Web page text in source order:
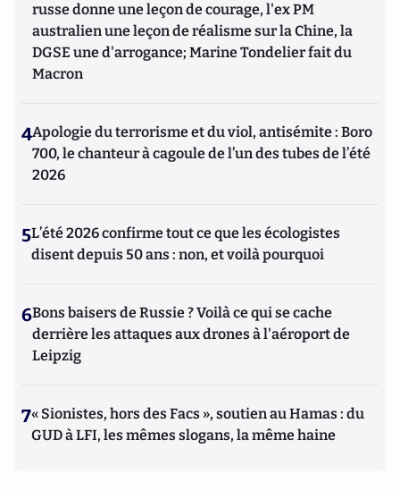
russe donne une leçon de courage, l'ex PM
australien une leçon de réalisme sur la Chine, la
DGSE une d'arrogance; Marine Tondelier fait du
Macron
4Apologie du terrorisme et du viol, antisémite : Boro
700, le chanteur à cagoule de l’un des tubes de l’été
2026
5L’été 2026 confirme tout ce que les écologistes
disent depuis 50 ans : non, et voilà pourquoi
6Bons baisers de Russie ? Voilà ce qui se cache
derrière les attaques aux drones à l'aéroport de
Leipzig
7« Sionistes, hors des Facs », soutien au Hamas : du
GUD à LFI, les mêmes slogans, la même haine